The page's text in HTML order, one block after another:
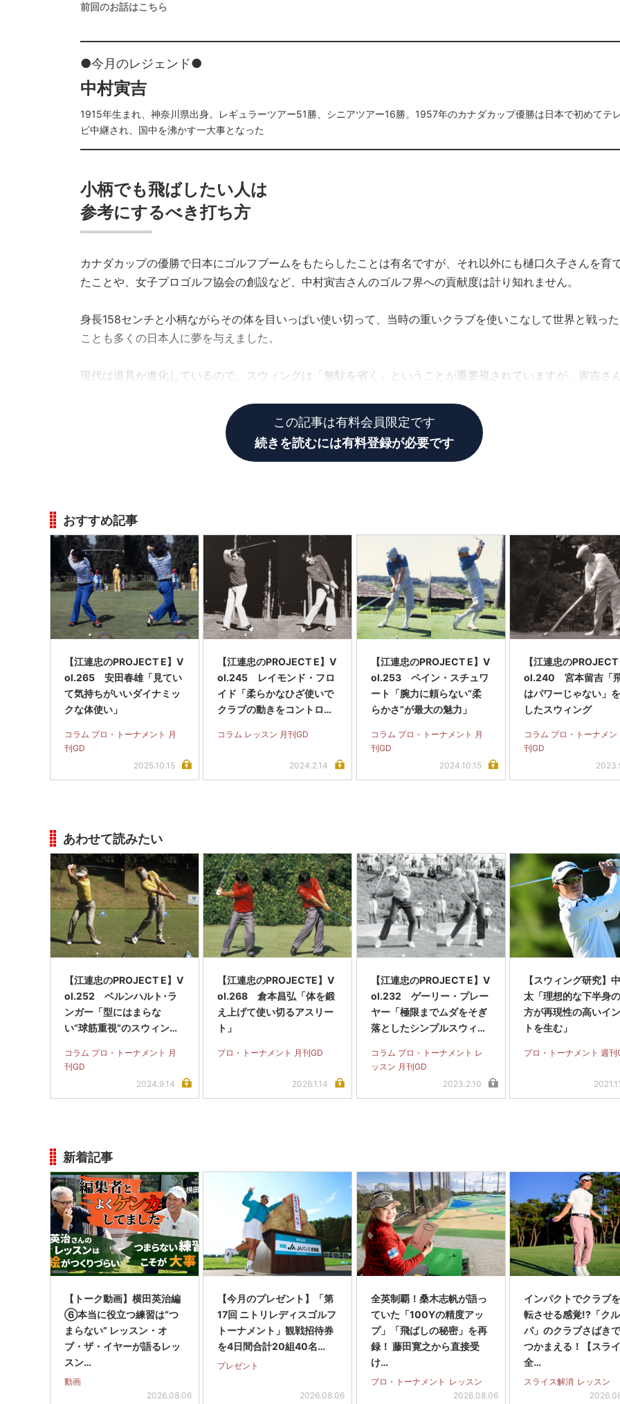
前回のお話はこちら
●今月のレジェンド●
中村寅吉
1915年生まれ、神奈川県出身。レギュラーツアー51勝、シニアツアー16勝。1957年のカナダカップ優勝は日本で初めてテ
ビ中継され、国中を沸かす一大事となった
小柄でも飛ばしたい人は
参考にするべき打ち方
カナダカップの優勝で日本にゴルフブームをもたらしたことは有名ですが、それ以外にも樋口久子さんを育
たことや、女子プロゴルフ協会の創設など、中村寅吉さんのゴルフ界への貢献度は計り知れません。
身長158センチと小柄ながらその体を目いっぱい使い切って、当時の重いクラブを使いこなして世界と戦った
ことも多くの日本人に夢を与えました。
現代は道具が進化しているので、スウィングは「無駄を省く」ということが重要視されていますが、寅吉さ
この記事は有料会員限定です
続きを読むには有料登録が必要です
おすすめ記事
【江連忠のPROJECT E】V
ol.265 安田春雄「見てい
て気持ちがいいダイナミッ
クな体使い」
コラム プロ・トーナメント 月
刊GD
2025.10.15
【江連忠のPROJECT E】V
ol.245 レイモンド・フロ
イド「柔らかなひざ使いで
クラブの動きをコントロー
コラム レッスン 月刊GD
2024.2.14
【江連忠のPROJECT E】V
ol.253 ペイン・スチュワ
ート「腕力に頼らない“柔
らかさ”が最大の魅力」
コラム プロ・トーナメント 月
刊GD
2024.10.15
【江連忠の
ol.240 宮本留吉「
はパワーじゃない」
したスウィング
コラム プロ・トーナメン
刊GD
あわせて読みたい
【江連忠のPROJECT E】V
ol.252 ベルンハルト･ラ
ンガー「型にはまらな
い“球筋重視”のスウィン
コラム プロ・トーナメント 月
刊GD
2024.9.14
【江連忠のPROJECTE】V
ol.268 倉本昌弘「体を鍛
え上げて使い切るアスリー
ト」
プロ・トーナメント 月刊GD
2026.1.14
【江連忠のPROJECT E】V
ol.232 ゲーリー・プレー
ヤー「極限までムダをそぎ
落としたシンプルスウィン
コラム プロ・トーナメント レ
ッスン 月刊GD
2023.2.10
【スウィング研究】
太「理想的な下半身
方が再現性の高いイ
トを生む」
プロ・トーナメント 週刊
新着記事
【トーク動画】横田英治編
⑥本当に役立つ練習は“つ
まらない” レッスン・オ
ブ・ザ・イヤーが語るレッ
スン…
動画
2026.08.06
【今月のプレゼント】「第
17回 ニトリレディスゴルフ
トーナメント」観戦招待券
を4日間合計20組40名…
プレゼント
2026.08.06
全英制覇！桑木志帆が語っ
ていた「100Yの精度アッ
プ」「飛ばしの秘密」を再
録！ 藤田寛之から直接受
け…
プロ・トーナメント レッスン
2026.08.06
インパクトでクラブ
転させる感覚!?「ク
パ」のクラブさばき
つかまえる！【スラ
全…
スライス解消 レッスン